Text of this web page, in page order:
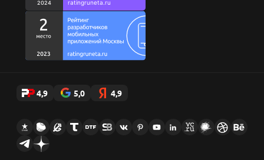
Стикеры AppFox в Telegram
4,9 5,0 4,9